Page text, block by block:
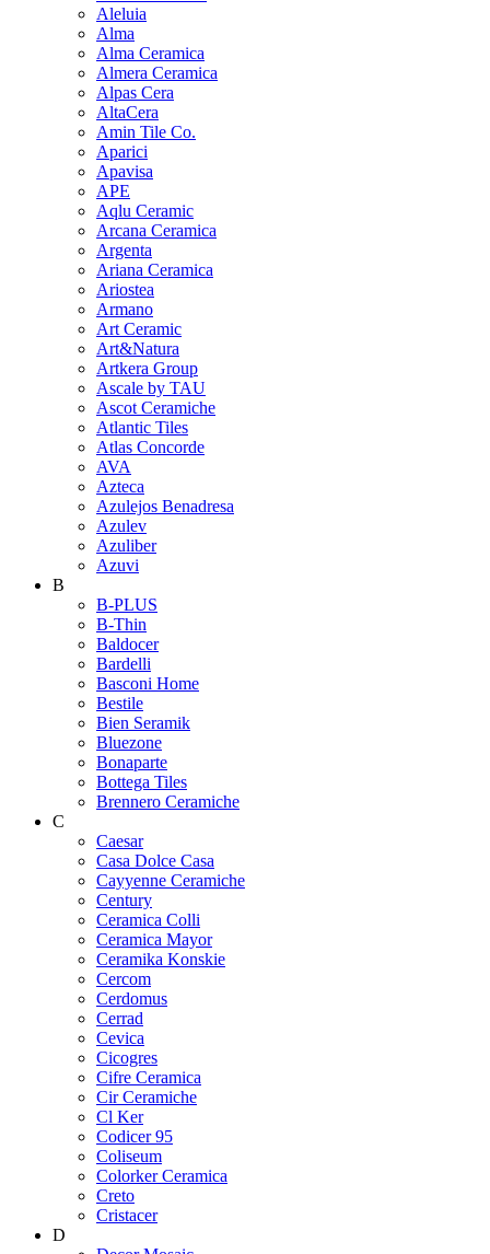
Aleluia
Alma
Alma Ceramica
Almera Ceramica
Alpas Cera
AltaCera
Amin Tile Co.
Aparici
Apavisa
APE
Aqlu Ceramic
Arcana Ceramica
Argenta
Ariana Ceramica
Ariostea
Armano
Art Ceramic
Art&Natura
Artkera Group
Ascale by TAU
Ascot Ceramiche
Atlantic Tiles
Atlas Concorde
AVA
Azteca
Azulejos Benadresa
Azulev
Azuliber
Azuvi
B
B-PLUS
B-Thin
Baldocer
Bardelli
Basconi Home
Bestile
Bien Seramik
Bluezone
Bonaparte
Bottega Tiles
Brennero Ceramiche
C
Caesar
Casa Dolce Casa
Cayyenne Ceramiche
Century
Ceramica Colli
Ceramica Mayor
Ceramika Konskie
Cercom
Cerdomus
Cerrad
Cevica
Cicogres
Cifre Ceramica
Cir Ceramiche
Cl Ker
Codicer 95
Coliseum
Colorker Ceramica
Creto
Cristacer
D